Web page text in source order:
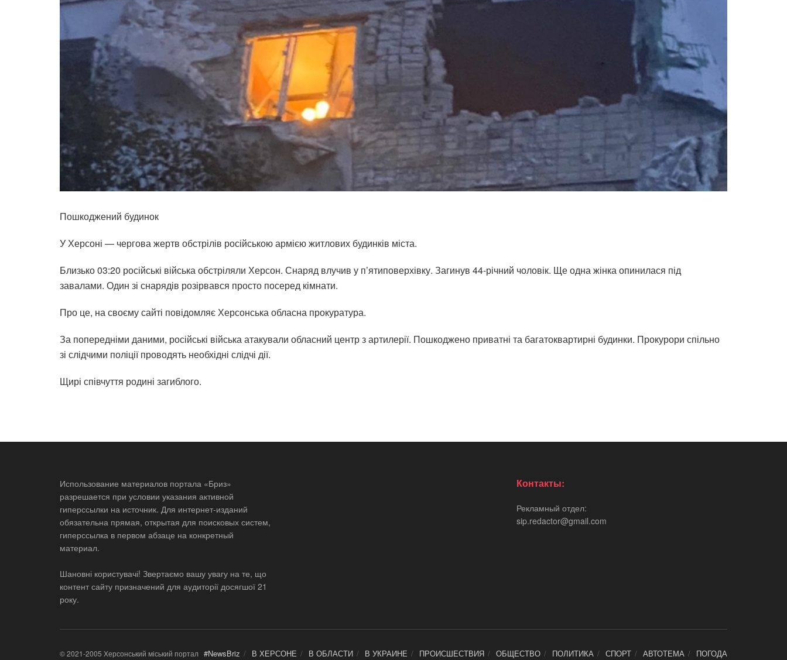
Пошкоджений будинок
У Херсоні — чергова жертв обстрілів російською армією житлових будинків міста.
Близько 03:20 російські війська обстріляли Херсон. Снаряд влучив у п’ятиповерхівку. Загинув 44-річний чоловік. Ще одна жінка опинилася під
завалами. Один зі снарядів розірвався просто посеред кімнати.
Про це, на своєму сайті повідомляє Херсонська обласна прокуратура.
За попередніми даними, російські війська атакували обласний центр з артилерії. Пошкоджено приватні та багатоквартирні будинки. Прокурори спільно
зі слідчими поліції проводять необхідні слідчі дії.
Щирі співчуття родині загиблого.
Использование материалов портала «Бриз»
разрешается при условии указания активной
гиперссылки на источник. Для интернет-изданий
обязательна прямая, открытая для поисковых систем,
гиперссылка в первом абзаце на конкретный
материал.
Шановні користувачі! Звертаємо вашу увагу на те, що
контент сайту призначений для аудиторії досягшої 21
року.
Контакты:
Рекламный отдел:
sip.redactor@gmail.com
#NewsBriz В ХЕРСОНЕ В ОБЛАСТИ В УКРАИНЕ ПРОИСШЕСТВИЯ ОБЩЕСТВО ПОЛИТИКА СПОРТ АВТОТЕМА ПОГОДА
© 2021-2005 Херсонський міський портал